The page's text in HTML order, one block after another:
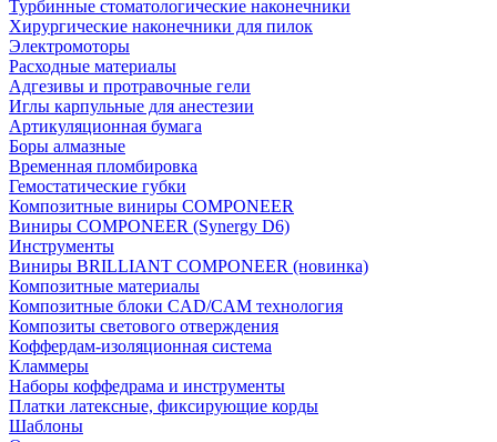
Турбинные стоматологические наконечники
Хирургические наконечники для пилок
Электромоторы
Расходные материалы
Адгезивы и протравочные гели
Иглы карпульные для анестезии
Артикуляционная бумага
Боры алмазные
Временная пломбировка
Гемостатические губки
Композитные виниры COMPONEER
Виниры COMPONEER (Synergy D6)
Инструменты
Виниры BRILLIANT COMPONEER (новинка)
Композитные материалы
Композитные блоки CAD/СAM технология
Композиты светового отверждения
Коффердам-изоляционная система
Кламмеры
Наборы коффедрама и инструменты
Платки латексные, фиксирующие корды
Шаблоны